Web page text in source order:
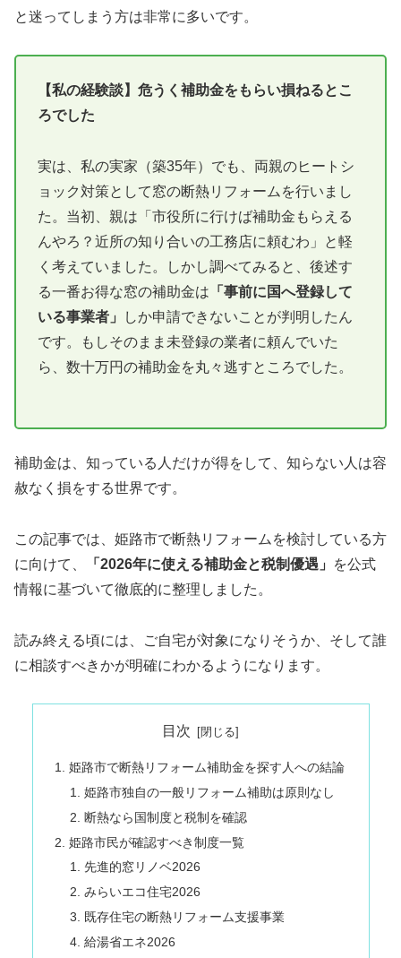
と迷ってしまう方は非常に多いです。
【私の経験談】危うく補助金をもらい損ねるとこ
ろでした
実は、私の実家（築35年）でも、両親のヒートシ
ョック対策として窓の断熱リフォームを行いまし
た。当初、親は「市役所に行けば補助金もらえる
んやろ？近所の知り合いの工務店に頼むわ」と軽
く考えていました。しかし調べてみると、後述す
る一番お得な窓の補助金は 「事前に国へ登録して
いる事業者」
しか申請できないことが判明したん
です。もしそのまま未登録の業者に頼んでいた
ら、数十万円の補助金を丸々逃すところでした。
補助金は、知っている人だけが得をして、知らない人は容
赦なく損をする世界です。
この記事では、姫路市で断熱リフォームを検討している方
に向けて、
「2026年に使える補助金と税制優遇」
を公式
情報に基づいて徹底的に整理しました。
読み終える頃には、ご自宅が対象になりそうか、そして誰
に相談すべきかが明確にわかるようになります。
目次
姫路市で断熱リフォーム補助金を探す人への結論
姫路市独自の一般リフォーム補助は原則なし
断熱なら国制度と税制を確認
姫路市民が確認すべき制度一覧
先進的窓リノベ2026
みらいエコ住宅2026
既存住宅の断熱リフォーム支援事業
給湯省エネ2026